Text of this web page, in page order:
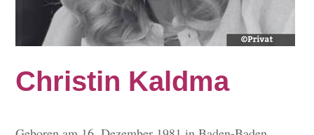
Christin Kaldma